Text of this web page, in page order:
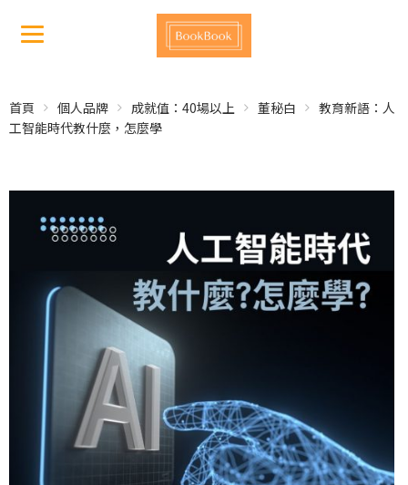
首頁 個人品牌 成就值：40場以上 董秘白
教育新語：人
工智能時代教什麼，怎麼學